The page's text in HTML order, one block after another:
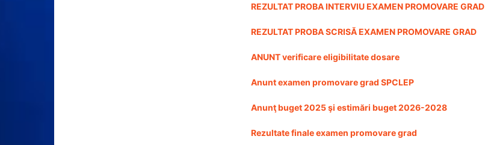
REZULTAT PROBA INTERVIU EXAMEN PROMOVARE GRAD
REZULTAT PROBA SCRISĂ EXAMEN PROMOVARE GRAD
ANUNT verificare eligibilitate dosare
Anunt examen promovare grad SPCLEP
Anunţ buget 2025 şi estimări buget 2026-2028
Rezultate finale examen promovare grad